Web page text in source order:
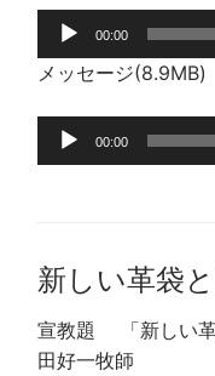
声
プ
レ
00:00
メッセージ(8.9MB)
声
ヤ
00:00
新しい革袋
宣教題 「新
田好一牧師